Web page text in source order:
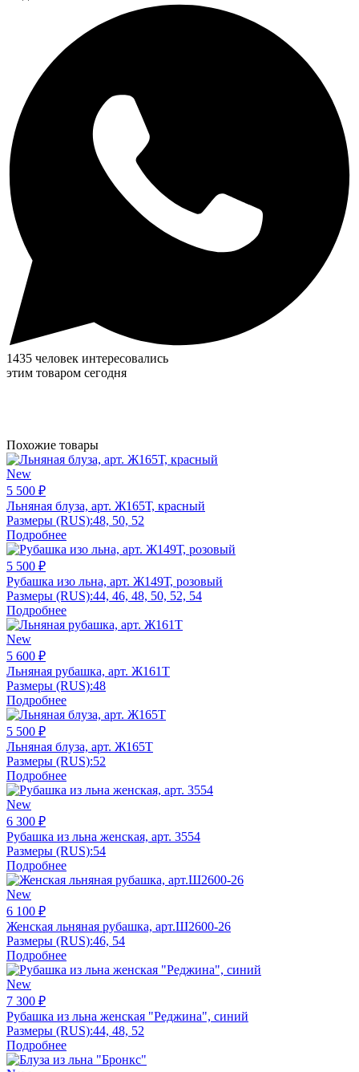
1435 человек интересовались
этим товаром сегодня
Похожие товары
New
5 500 ₽
Льняная блуза, арт. Ж165Т, красный
Размеры (RUS):48, 50, 52
Подробнее
5 500 ₽
Рубашка изо льна, арт. Ж149Т, розовый
Размеры (RUS):44, 46, 48, 50, 52, 54
Подробнее
New
5 600 ₽
Льняная рубашка, арт. Ж161Т
Размеры (RUS):48
Подробнее
5 500 ₽
Льняная блуза, арт. Ж165Т
Размеры (RUS):52
Подробнее
New
6 300 ₽
Рубашка из льна женская, арт. 3554
Размеры (RUS):54
Подробнее
New
6 100 ₽
Женская льняная рубашка, арт.Ш2600-26
Размеры (RUS):46, 54
Подробнее
New
7 300 ₽
Рубашка из льна женская "Реджина", синий
Размеры (RUS):44, 48, 52
Подробнее